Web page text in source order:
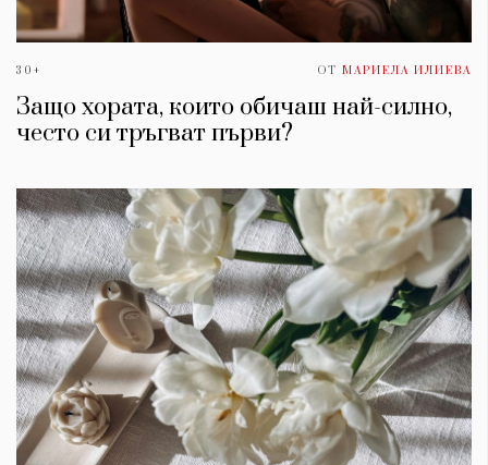
30+ ОТ МАРИЕЛА ИЛИЕВА
Защо хората, които обичаш най-силно,
често си тръгват първи?